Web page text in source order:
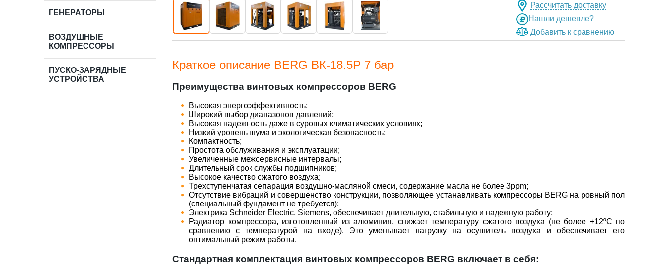
Рассчитать доставку
Нашли дешевле?
Добавить к сравнению
Краткое описание BERG ВК-18.5Р 7 бар
Преимущества винтовых компрессоров BERG
​Высокая энергоэффективность;
​Широкий выбор диапазонов давлений;
​Высокая надежность даже в суровых климатических условиях;
​Низкий уровень шума и экологическая безопасность;
​Компактность;
​Простота обслуживания и эксплуатации;
​Увеличенные межсервисные интервалы;
​Длительный срок службы подшипников;
​Высокое качество сжатого воздуха;
​Трехступенчатая сепарация воздушно-масляной смеси, содержание масла не более 3ppm;
​Отсутствие вибраций и совершенство конструкции, позволяющее устанавливать компрессоры BERG на ровный пол
(специальный фундамент не требуется);
​Электрика Schneider Electric, Siemens, обеспечивает длительную, стабильную и надежную работу;
​Радиатор компрессора, изготовленный из алюминия, снижает температуру сжатого воздуха (не более +12ºС по
сравнению с температурой на входе). Это уменьшает нагрузку на осушитель воздуха и обеспечивает его
оптимальный режим работы.
Стандартная комплектация винтовых компрессоров BERG включает в себя:
ГЕНЕРАТОРЫ
ВОЗДУШНЫЕ
КОМПРЕССОРЫ
ПУСКО-ЗАРЯДНЫЕ
УСТРОЙСТВА